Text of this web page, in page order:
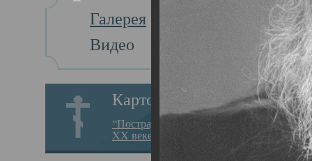
Галерея
Видео
Картотека
“Пострадавшие за веру в
XX веке на Севере”
Главная